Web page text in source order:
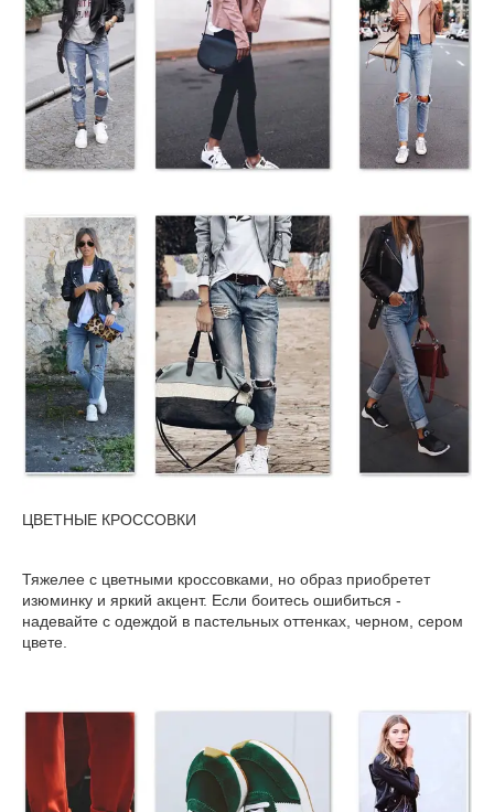
ЦВЕТНЫЕ КРОССОВКИ
Тяжелее с цветными кроссовками, но образ приобретет
изюминку и яркий акцент. Если боитесь ошибиться -
надевайте с одеждой в пастельных оттенках, черном, сером
цвете.